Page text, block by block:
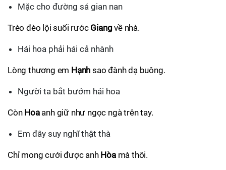
Mặc cho đường sá gian nan
Trèo đèo lội suối rước Giang về nhà.
Hái hoa phải hái cả nhành
Lòng thương em Hạnh sao đành dạ buông.
Người ta bắt bướm hái hoa
Còn Hoaanh giữ như ngọc ngà trên tay.
Em đây suy nghĩ thật thà
Chỉ mong cưới được anh Hòamà thôi.